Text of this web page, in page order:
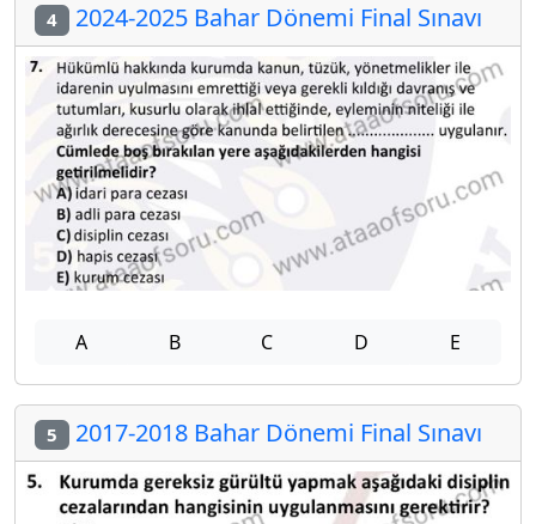
4 2024-2025 Bahar Dönemi Final Sınavı
A B C D E
5 2017-2018 Bahar Dönemi Final Sınavı